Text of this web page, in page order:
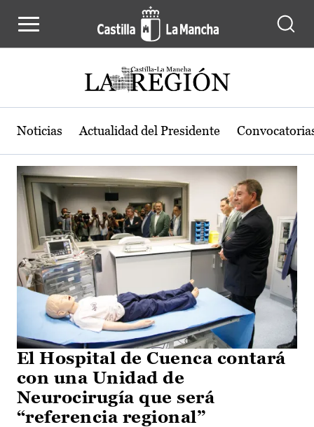
Actualidad de la región de Castilla-
Noticias Actualidad del Presidente
El Hospital de Cuenca contará
con una Unidad de
Neurocirugía que será
“referencia regional”